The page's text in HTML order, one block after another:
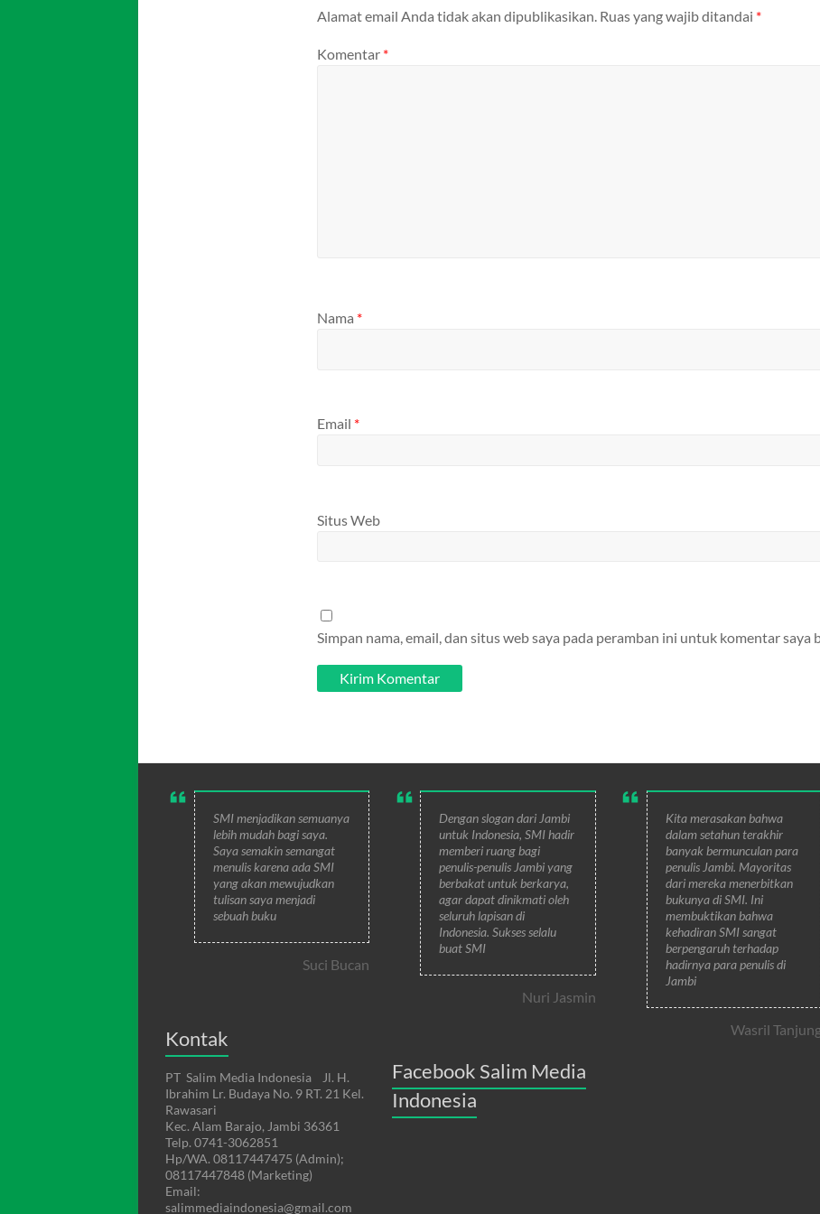
Alamat email Anda tidak akan dipublikasikan. Ruas yang wajib ditandai *
Komentar *
Nama *
Email *
Situs Web
Simpan nama, email, dan situs web saya pada peramban ini untuk komentar saya
SMI menjadikan semuanya
lebih mudah bagi saya.
Saya semakin semangat
menulis karena ada SMI
yang akan mewujudkan
tulisan saya menjadi
sebuah buku
Suci Bucan
Kontak
PT Salim Media Indonesia Jl. H.
Ibrahim Lr. Budaya No. 9 RT. 21 Kel.
Rawasari
Kec. Alam Barajo, Jambi 36361
Telp. 0741-3062851
Hp/WA. 08117447475 (Admin);
08117447848 (Marketing)
Email:
salimmediaindonesia@gmail.com
Dengan slogan dari Jambi
untuk Indonesia, SMI hadir
memberi ruang bagi
penulis-penulis Jambi yang
berbakat untuk berkarya,
agar dapat dinikmati oleh
seluruh lapisan di
Indonesia. Sukses selalu
buat SMI
Nuri Jasmin
Facebook Salim Media
Indonesia
Kita merasakan bahwa
dalam setahun terakhir
banyak bermunculan para
penulis Jambi. Mayoritas
dari mereka menerbitkan
bukunya di SMI. Ini
membuktikan bahwa
kehadiran SMI sangat
berpengaruh terhadap
hadirnya para penulis di
Jambi
Wasril